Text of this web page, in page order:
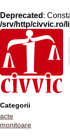
Deprecated :
/srv/http/civvic.ro/
Categorii
acte
monitoare